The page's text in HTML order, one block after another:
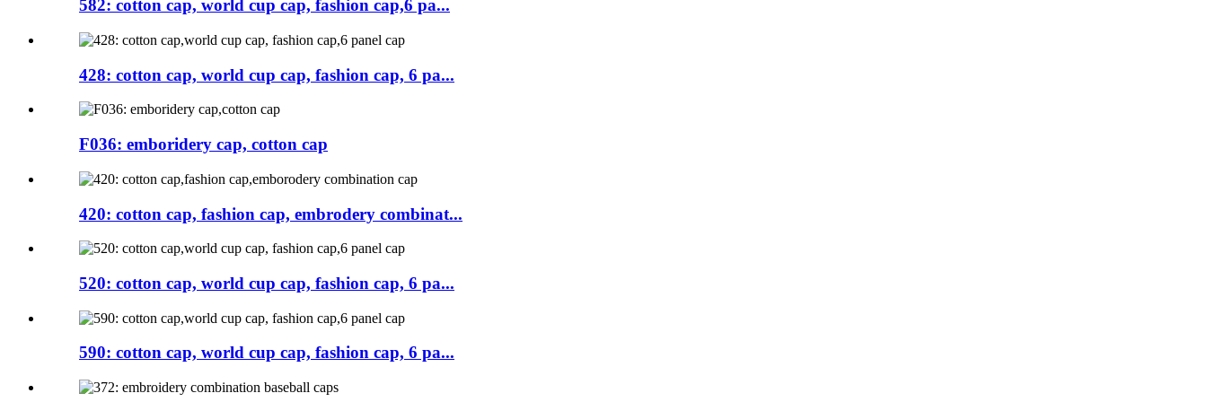
582: cotton cap, world cup cap, fashion cap,6 pa...
428: cotton cap, world cup cap, fashion cap, 6 pa...
F036: emboridery cap, cotton cap
420: cotton cap, fashion cap, embrodery combinat...
520: cotton cap, world cup cap, fashion cap, 6 pa...
590: cotton cap, world cup cap, fashion cap, 6 pa...